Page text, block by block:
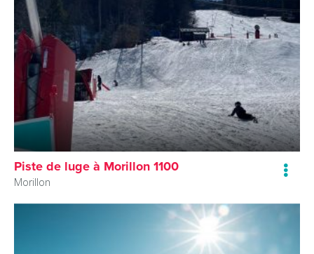
Piste de luge à Morillon 1100
Morillon